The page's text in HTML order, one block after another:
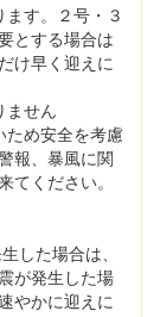
す。２号・３
とする場合は
け早く迎えに
ません
め安全を考慮
報、暴風に関
ください。
した場合は、
が発生した場
やかに迎えに